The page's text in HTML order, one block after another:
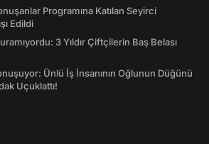
Programına Katılan Seyirci
Edildi
3 Yıldır Çiftçilerin Baş Belası
Ünlü İş İnsanının Oğlunun Düğünü
Uçuklattı!